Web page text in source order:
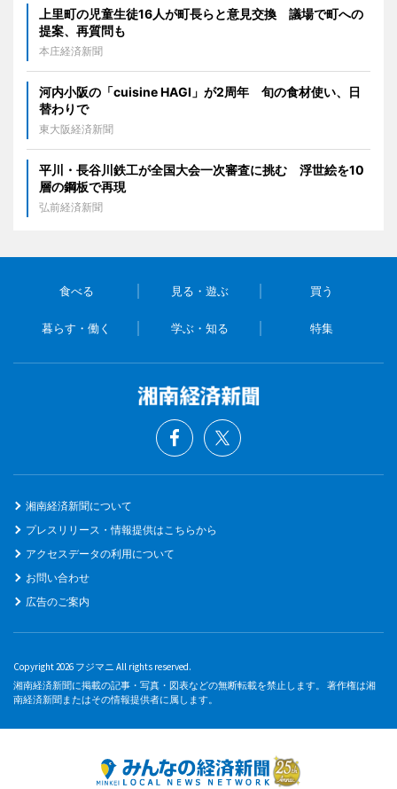
上里町の児童生徒16人が町長らと意見交換 議場で町への
提案、再質問も
本庄経済新聞
河内小阪の「cuisine HAGI」が2周年 旬の食材使い、日
替わりで
東大阪経済新聞
平川・長谷川鉄工が全国大会一次審査に挑む 浮世絵を10
層の鋼板で再現
弘前経済新聞
食べる 見る・遊ぶ 買う
暮らす・働く 学ぶ・知る 特集
湘南経済新聞について
プレスリリース・情報提供はこちらから
アクセスデータの利用について
お問い合わせ
広告のご案内
Copyright 2026 フジマニ All rights reserved.
湘南経済新聞に掲載の記事・写真・図表などの無断転載を禁止します。 著作権は湘
南経済新聞またはその情報提供者に属します。